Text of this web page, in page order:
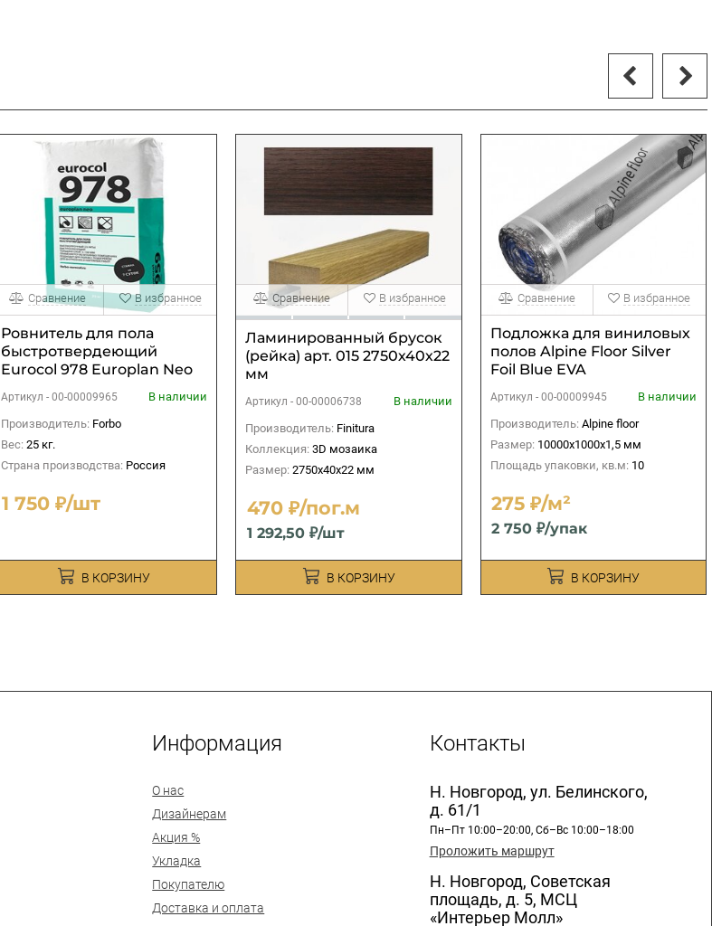
Ровнитель для пола
быстротвердеющий
Eurocol 978 Europlan Neo
Артикул - 00-00009965
В наличии
Производитель: Forbo
Вес: 25 кг.
Страна производства: Россия
1 750 ₽/шт
В КОРЗИНУ
Сравнение В избранное
Ламинированный брусок
(рейка) арт. 015 2750х40х22
мм
Артикул -00-00006738
В наличии
Производитель: Finitura
Коллекция: 3D мозаика
Размер: 2750х40х22 мм
470 ₽/пог.м
1 292,50 ₽/шт
В КОРЗИНУ
Сравнение В избранное
Подложка для виниловых
полов Alpine Floor Silver
Foil Blue EVA
Артикул - 00-00009945
В наличии
Производитель: Alpine floor
Размер: 10000х1000х1,5 мм
Площадь упаковки, кв.м: 10
275 ₽/м²
2 750 ₽/упак
В КОРЗИНУ
Сравнение В избранное
Информация
О нас
Дизайнерам
Акция %
Укладка
Покупателю
Доставка и оплата
Контакты
Н. Новгород, ул. Белинского,
д. 61/1
Пн–Пт 10:00–20:00, Сб–Вс 10:00–18:00
Проложить маршрут
Н. Новгород, Советская
площадь, д. 5, МСЦ
«Интерьер Молл»